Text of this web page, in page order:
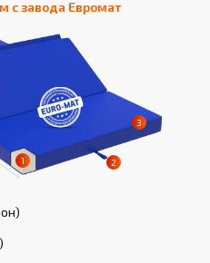
с завода Евромат